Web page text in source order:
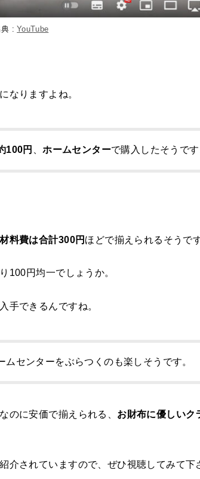
典 :YouTube
なりますよね。
100円 、ホームセンターで購入したそうです
材料費は合計300円 ほどで揃えられるそうです
100円均一でしょうか。
手できるんですね。
ムセンターをぶらつくのも楽しそうです。
のに安価で揃えられる、 お財布に優しいク
介されていますので、ぜひ視聴してみて下